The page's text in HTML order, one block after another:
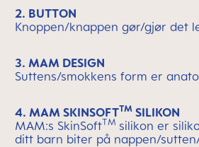
2. BUTTON
Knoppen/knappen gør/gjør det
3. MAM DESIGN
Suttens/smokkens form er
4. MAM SKINSOFTTM SILIKON
MAM:s SkinSoftTM silikon er
ditt barn biter på nappen/